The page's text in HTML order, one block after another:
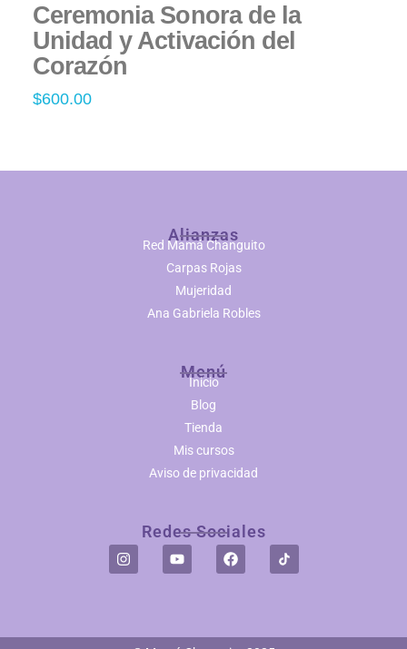
Ceremonia Sonora de la
Unidad y Activación del
Corazón
$600.00
Alianzas
Red Mamá Changuito
Carpas Rojas
Mujeridad
Ana Gabriela Robles
Menú
Inicio
Blog
Tienda
Mis cursos
Aviso de privacidad
Redes Sociales